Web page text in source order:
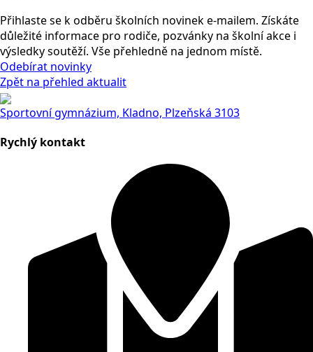
Přihlaste se k odběru školních novinek e-mailem. Získáte
důležité informace pro rodiče, pozvánky na školní akce i
výsledky soutěží. Vše přehledně na jednom místě.
Odebírat novinky
Zpět na přehled aktualit
Sportovní gymnázium, Kladno, Plzeňská 3103
Rychlý kontakt